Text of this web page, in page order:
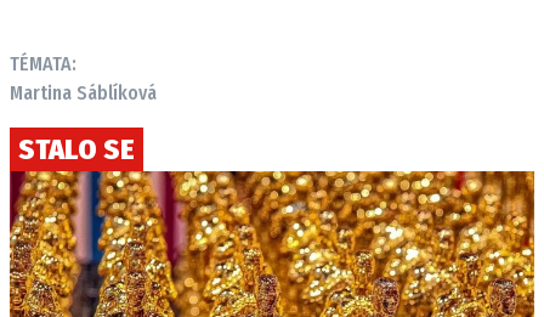
TÉMATA:
Martina Sáblíková
STALO SE